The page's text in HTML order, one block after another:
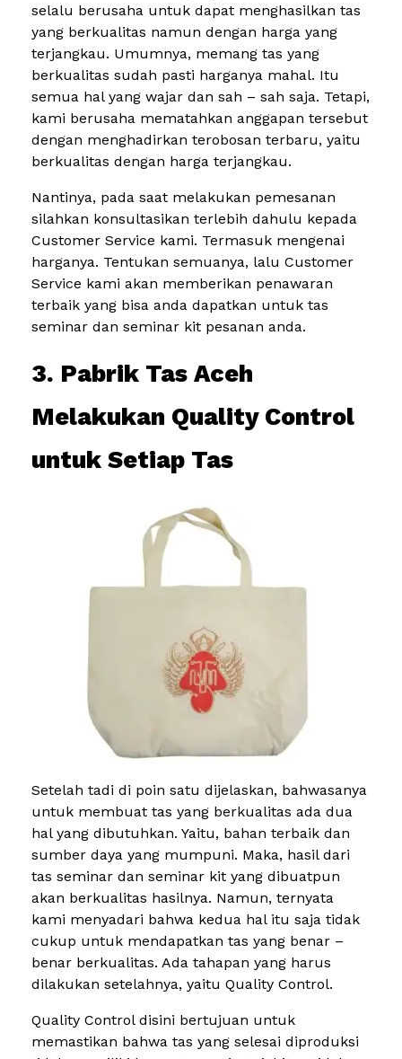
selalu berusaha untuk dapat menghasilkan tas
yang berkualitas namun dengan harga yang
terjangkau. Umumnya, memang tas yang
berkualitas sudah pasti harganya mahal. Itu
semua hal yang wajar dan sah – sah saja. Tetapi,
kami berusaha mematahkan anggapan tersebut
dengan menghadirkan terobosan terbaru, yaitu
berkualitas dengan harga terjangkau.
Nantinya, pada saat melakukan pemesanan
silahkan konsultasikan terlebih dahulu kepada
Customer Service kami. Termasuk mengenai
harganya. Tentukan semuanya, lalu Customer
Service kami akan memberikan penawaran
terbaik yang bisa anda dapatkan untuk tas
seminar dan seminar kit pesanan anda.
3. Pabrik Tas Aceh
Melakukan Quality Control
untuk Setiap Tas
Setelah tadi di poin satu dijelaskan, bahwasanya
untuk membuat tas yang berkualitas ada dua
hal yang dibutuhkan. Yaitu, bahan terbaik dan
sumber daya yang mumpuni. Maka, hasil dari
tas seminar dan seminar kit yang dibuatpun
akan berkualitas hasilnya. Namun, ternyata
kami menyadari bahwa kedua hal itu saja tidak
cukup untuk mendapatkan tas yang benar –
benar berkualitas. Ada tahapan yang harus
dilakukan setelahnya, yaitu Quality Control.
Quality Control disini bertujuan untuk
memastikan bahwa tas yang selesai diproduksi